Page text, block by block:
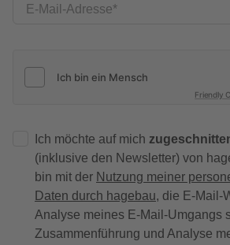
E-Mail-Adresse
Friendly
Ich möchte auf mich
(inklusive den Newsletter) von
bin mit der Nutzung meiner
Daten durch hagebau, die E-Mail-
Analyse meines E-Mail-Umgangs
Zusammenführung und Analyse